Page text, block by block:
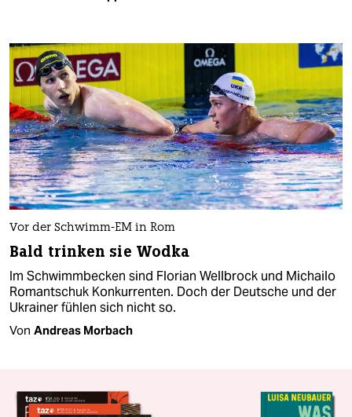
Vor der Schwimm-EM in Rom
Bald trinken sie Wodka
Im Schwimmbecken sind Florian Wellbrock und Michailo
Romantschuk Konkurrenten. Doch der Deutsche und der
Ukrainer fühlen sich nicht so.
Von Andreas Morbach